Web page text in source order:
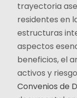
trayectoria
residentes en
estructuras
aspectos
beneficios, el
activos y
Convenios de